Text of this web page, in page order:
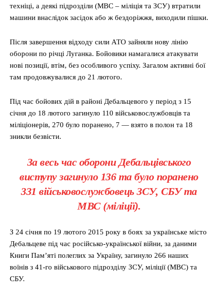
техніці, а деякі підрозділи (МВС – міліція та ЗСУ) втратили
машини внаслідок засідок або ж бездоріжжя, виходили пішки.
Після завершення відходу сили АТО зайняли нову лінію
оборони по річці Луганка. Бойовики намагалися атакувати
нові позиції, втім, без особливого успіху. Загалом активні бої
там продовжувалися до 21 лютого.
Під час бойових дій в районі Дебальцевого у період з 15
січня до 18 лютого загинуло 110 військовослужбовців та
міліціонерів, 270 було поранено, 7 — взято в полон та 18
зникли безвісти.
За весь час оборони Дебальцівського
виступу загинуло 136 та було поранено
331 військовослужбовець ЗСУ, СБУ та
МВС (міліції).
З 24 січня по 19 лютого 2015 року в боях за українське місто
Дебальцеве під час російсько-української війни, за даними
Книги Пам’яті полеглих за Україну, загинуло 266 наших
воїнів з 41-го військового підрозділу ЗСУ, міліції (МВС) та
СБУ.